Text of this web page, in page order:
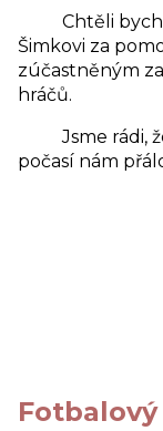
Chtěli
Šimkovi za
zúčastněným
hráčů.
Jsme rádi, že
počasí nám